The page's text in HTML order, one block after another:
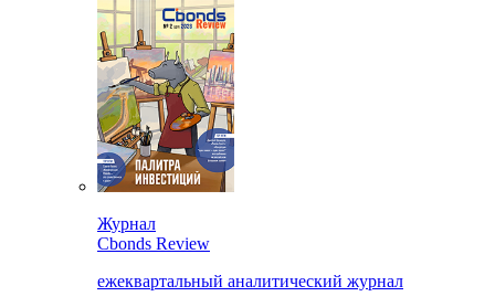
Журнал
Cbonds Review
ежеквартальный аналитический журнал